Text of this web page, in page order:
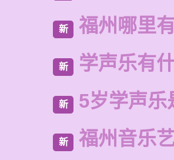
新 福州哪里
新 学声乐有
新 5岁学声乐
新 福州音乐